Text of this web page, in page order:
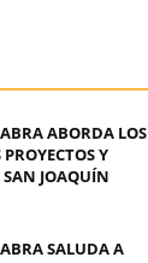
ABORDA LOS
Y
SAN JOAQUÍN
SALUDA A